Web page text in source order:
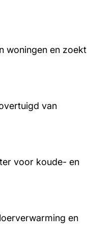
woningen en zoekt
van
voor koude- en
en